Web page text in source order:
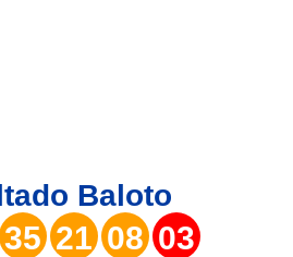
Baloto
35 21 08 03